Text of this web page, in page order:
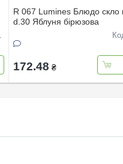
R 067 Lumines Блюдо скло
d.30 Яблуня бiрюзова
172.48 ₴